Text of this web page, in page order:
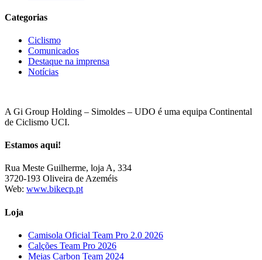
Categorias
Ciclismo
Comunicados
Destaque na imprensa
Notícias
A Gi Group Holding – Simoldes – UDO é uma equipa Continental
de Ciclismo UCI.
Estamos aqui!
Rua Meste Guilherme, loja A, 334
3720-193 Oliveira de Azeméis
Web: www.bikecp.pt
Loja
Camisola Oficial Team Pro 2.0 2026
Calções Team Pro 2026
Meias Carbon Team 2024